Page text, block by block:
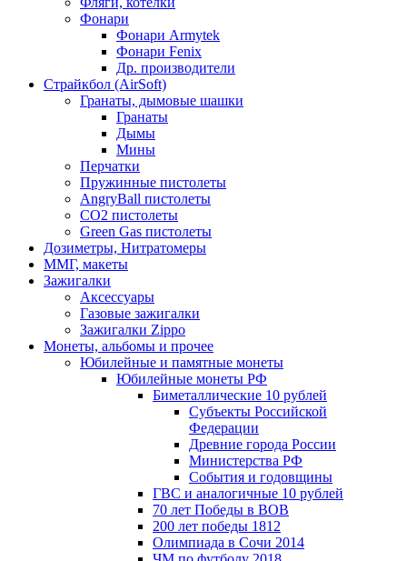
Фонари
Фонари Armytek
Фонари Fenix
Др. производители
Страйкбол (AirSoft)
Гранаты, дымовые шашки
Гранаты
Дымы
Мины
Перчатки
Пружинные пистолеты
AngryBall пистолеты
CO2 пистолеты
Green Gas пистолеты
Дозиметры, Нитратомеры
ММГ, макеты
Зажигалки
Аксессуары
Газовые зажигалки
Зажигалки Zippo
Монеты, альбомы и прочее
Юбилейные и памятные монеты
Юбилейные монеты РФ
Биметаллические 10 рублей
Субъекты Российской
Федерации
Древние города России
Министерства РФ
События и годовщины
ГВС и аналогичные 10 рублей
70 лет Победы в ВОВ
200 лет победы 1812
Олимпиада в Сочи 2014